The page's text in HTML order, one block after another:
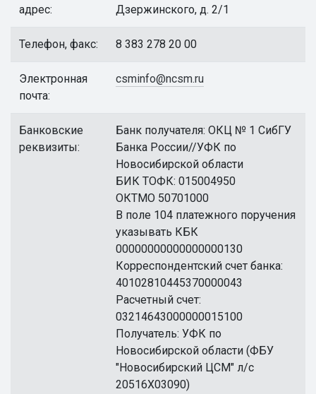
адрес:
Дзержинского, д. 2/1
Телефон, факс: 8 383 278 20 00
Электронная
почта:
csminfo@ncsm.ru
Банковские
реквизиты:
Банк получателя: ОКЦ № 1 СибГУ
Банка России//УФК по
Новосибирской области
БИК ТОФК: 015004950
ОКТМО 50701000
В поле 104 платежного поручения
указывать КБК
00000000000000000130
Корреспондентский счет банка:
40102810445370000043
Расчетный счет:
03214643000000015100
Получатель: УФК по
Новосибирской области (ФБУ
"Новосибирский ЦСМ" л/с
20516X03090)